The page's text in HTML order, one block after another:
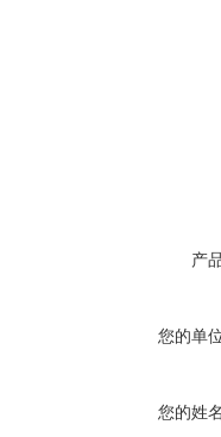
产
您的单
您的姓